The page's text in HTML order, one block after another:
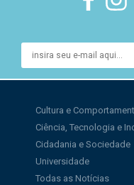
Cultura e
Ciência, Tecnologia e
Cidadania e Sociedade
Universidade
Todas as Notícias